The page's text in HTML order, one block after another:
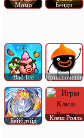
Момо Бенди
Bad Ice Приключения
Бейблэйд Клеш Рояль